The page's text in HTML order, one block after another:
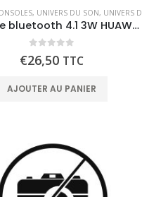
, UNIVERS DU SON, UNIVERS DU SON
Enceinte bluetooth 4.1 3W HUAWEI CM510 (cylindrique)
€26,50 TTC
AJOUTER AU PANIER